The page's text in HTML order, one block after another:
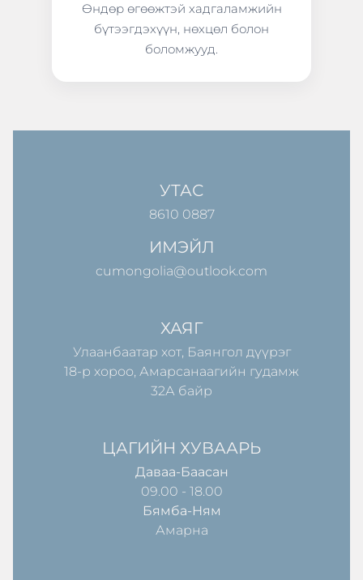
Өндөр өгөөжтэй хадгаламжийн
бүтээгдэхүүн, нөхцөл болон
боломжууд.
УТАС
8610 0887
ИМЭЙЛ
cumongolia@outlook.com
ХАЯГ
Улаанбаатар хот, Баянгол дүүрэг
18-р хороо, Амарсанаагийн гудамж
32А байр
ЦАГИЙН ХУВААРЬ
Даваа-Баасан
09.00 - 18.00
Бямба-Ням
Амарна